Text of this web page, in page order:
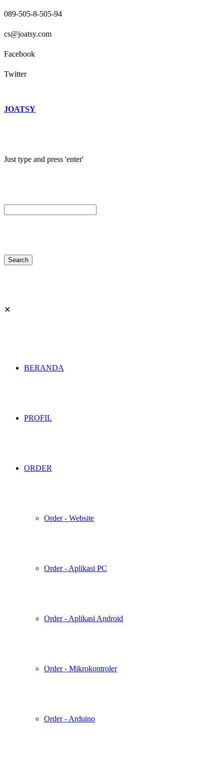
089-505-8-505-94
cs@joatsy.com
Facebook
Twitter
JOATSY
Just type and press 'enter'
✕
BERANDA
PROFIL
ORDER
Order - Website
Order - Aplikasi PC
Order - Aplikasi Android
Order - Mikrokontroler
Order - Arduino